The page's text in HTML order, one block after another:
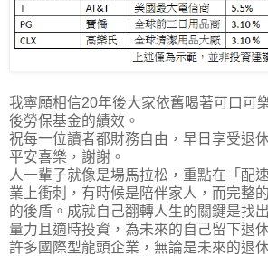
我寧願相信20年後大家依舊喝著可口可
後勞保基金的績效。
祝每一位讀者都財務自由，早日享受退
平安喜樂，謝謝。
人一輩子就像是場馬拉松，重點在「配
業上衝刺，有時候是陪伴家人，而完整
的後盾。成就自己翻轉人生的關鍵是找
量力且適時投資，為未來的自己留下退
許多國際型龍頭企業，無論是未來的退